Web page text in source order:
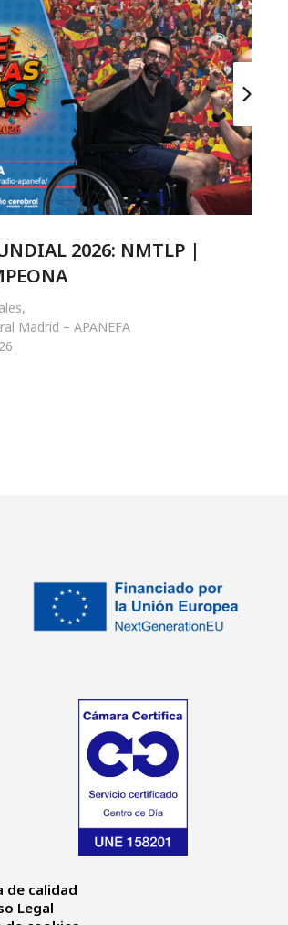
2026: NMTLP |
,
Madrid – APANEFA
de calidad
Legal